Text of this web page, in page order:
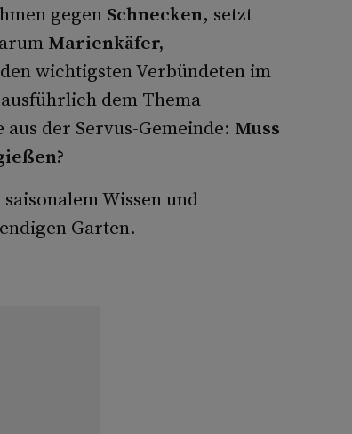
gegen Schnecken, setzt
Marienkäfer,
wichtigsten Verbündeten im
dem Thema
der Servus-Gemeinde: Muss
Wissen und
Garten.